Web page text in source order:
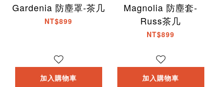
Gardenia 防塵罩-茶几
NT$899
加入購物車
Magnolia 防塵套-
Russ茶几
NT$899
加入購物車